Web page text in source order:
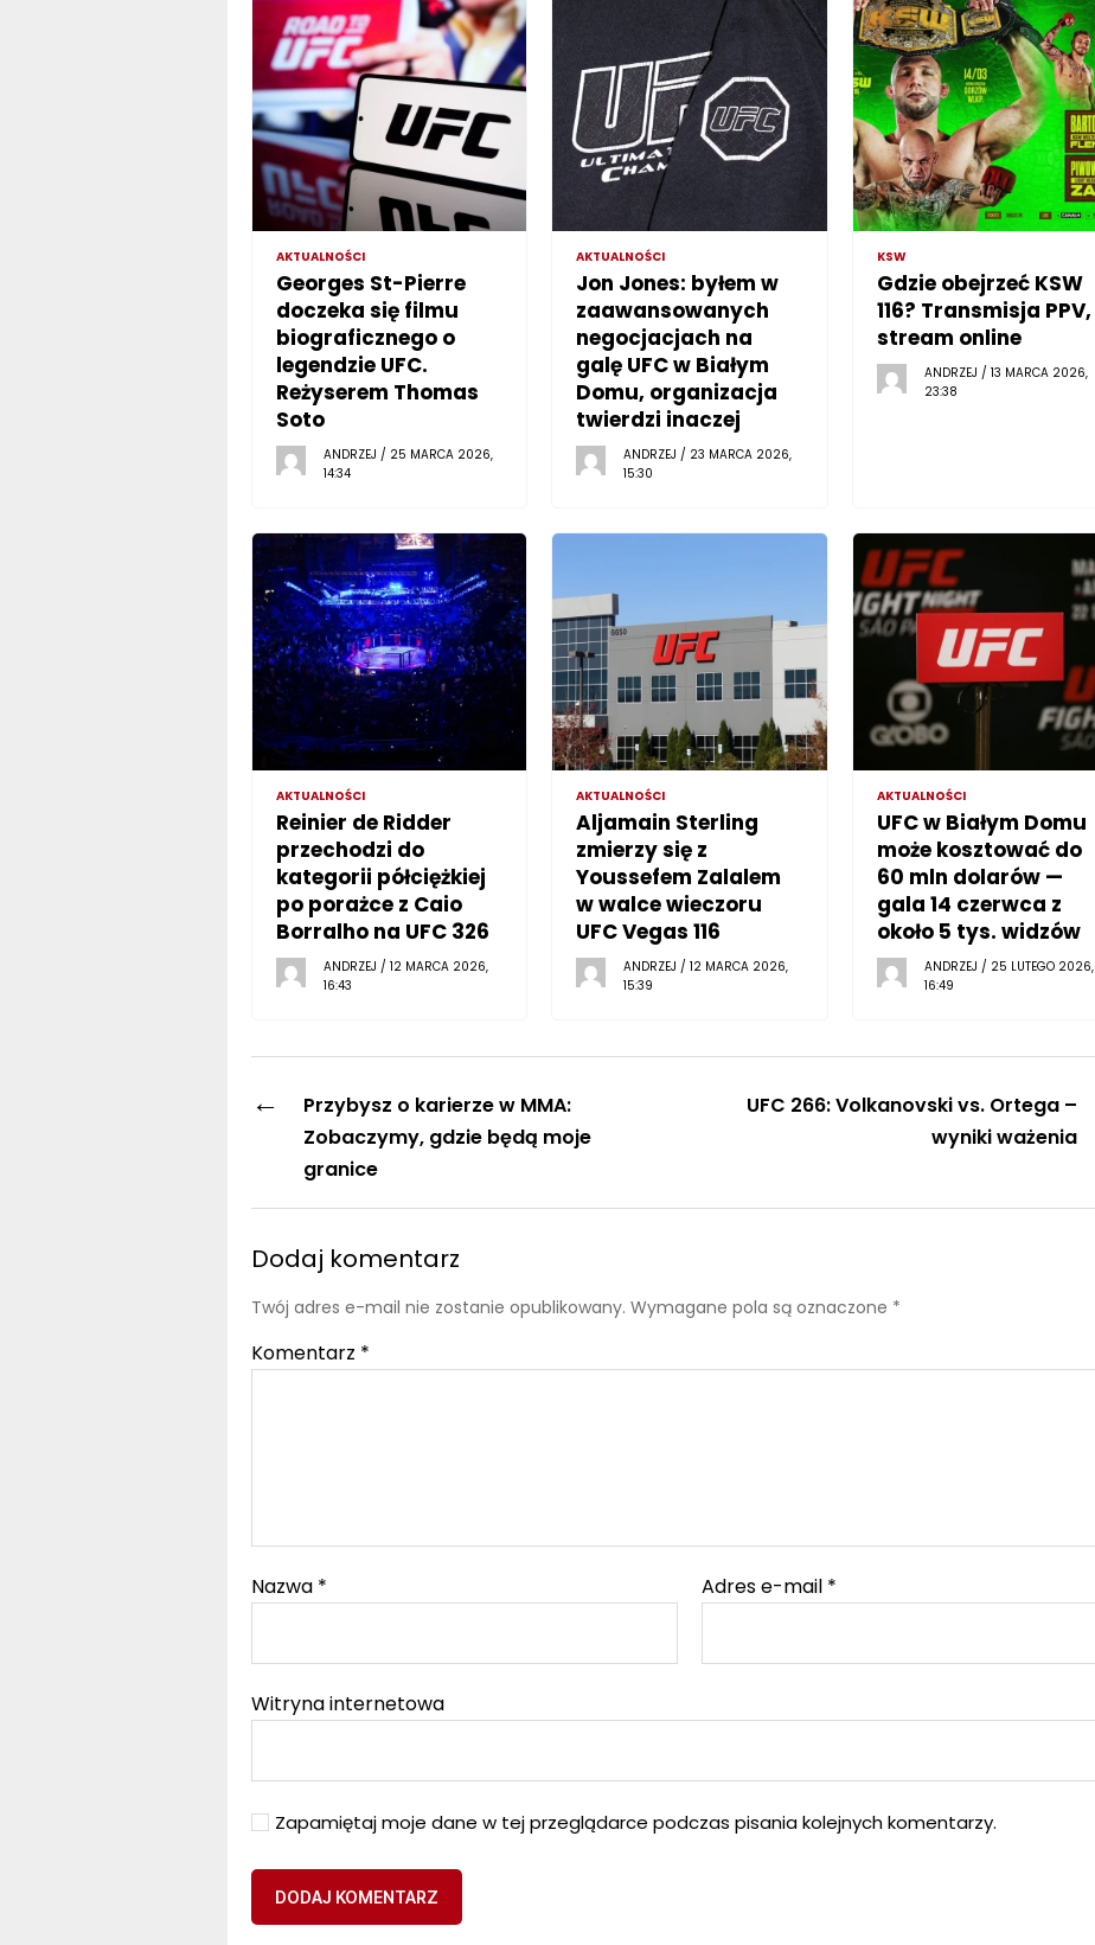
AKTUALNOŚCI
Georges St-Pierre
doczeka się filmu
biograficznego o
legendzie UFC.
Reżyserem Thomas
Soto
ANDRZEJ / 25 MARCA 2026,
14:34
AKTUALNOŚCI
Jon Jones: byłem w
zaawansowanych
negocjacjach na
galę UFC w Białym
Domu, organizacja
twierdzi inaczej
ANDRZEJ / 23 MARCA 2026,
15:30
KSW
Gdzie obejrzeć KSW
116? Transmisja PPV,
stream online
ANDRZEJ / 13 MARCA 2026,
23:38
AKTUALNOŚCI
Reinier de Ridder
przechodzi do
kategorii półciężkiej
po porażce z Caio
Borralho na UFC 326
ANDRZEJ / 12 MARCA 2026,
16:43
AKTUALNOŚCI
Aljamain Sterling
zmierzy się z
Youssefem Zalalem
w walce wieczoru
UFC Vegas 116
ANDRZEJ / 12 MARCA 2026,
15:39
AKTUALNOŚCI
UFC w Białym Domu
może kosztować do
60 mln dolarów —
gala 14 czerwca z
około 5 tys. widzów
ANDRZEJ / 25 LUTEGO 2026,
16:49
←
Przybysz o karierze w MMA:
Zobaczymy, gdzie będą moje
granice
UFC 266: Volkanovski vs. Ortega –
wyniki ważenia
Dodaj komentarz
Twój adres e-mail nie zostanie opublikowany. Wymagane pola są oznaczone *
Komentarz *
Nazwa * Adres e-mail *
Witryna internetowa
Zapamiętaj moje dane w tej przeglądarce podczas pisania kolejnych komentarzy.